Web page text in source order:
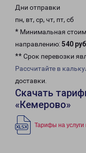
Дни отправки
пн, вт, ср, чт, пт, сб
* Минимальная
направлению: 540 руб
** Срок перевозки
Рассчитайте в
доставки.
Скачать
«Кемерово»
Тарифы на услуги